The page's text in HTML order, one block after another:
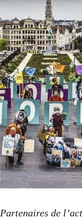
Partenaires de